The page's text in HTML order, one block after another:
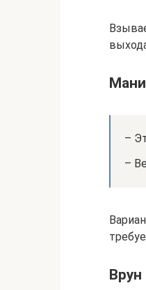
–
–